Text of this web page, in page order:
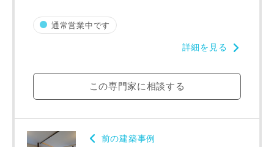
通常営業中です
詳細を見る
この専門家に相談する
前の建築事例